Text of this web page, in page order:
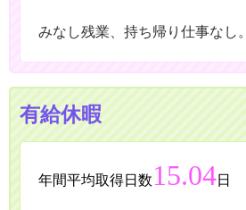
みなし残業、持ち帰り仕事なし。
有給休暇
年間平均取得日数15.04日